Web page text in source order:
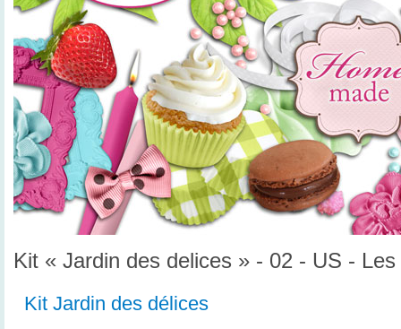
Kit « Jardin des delices » - 02 - US -
Kit Jardin des délices